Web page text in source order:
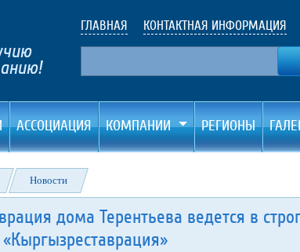
ГЛАВНАЯ КОНТАКТНАЯ ИНФОРМАЦИЯ
АССОЦИАЦИЯ КОМПАНИИ РЕГИОНЫ
Новости
дома Терентьева ведется в